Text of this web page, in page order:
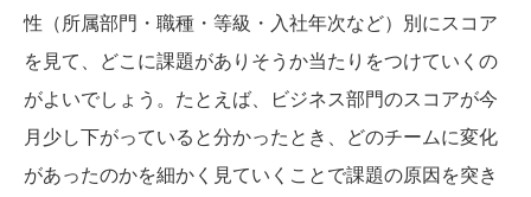
性（所属部門・職種・等級・入社年次など）別にスコア
を見て、どこに課題がありそうか当たりをつけていくの
がよいでしょう。たとえば、ビジネス部門のスコアが今
月少し下がっていると分かったとき、どのチームに変化
があったのかを細かく見ていくことで課題の原因を突き